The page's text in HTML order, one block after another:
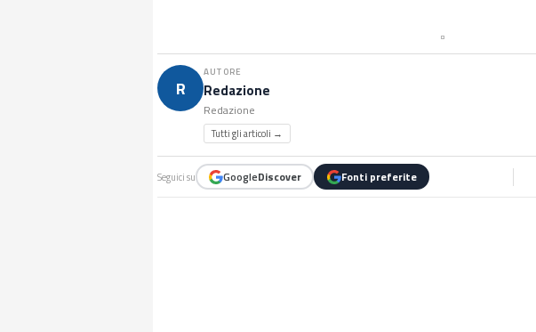
R
AUTORE
Redazione
Redazione
Tutti gli articoli →
Seguici su GoogleDiscover Fonti preferite